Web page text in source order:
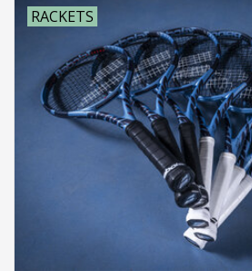
Tassen
Ballen
RACKETS